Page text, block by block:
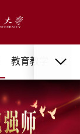
教育教学 招